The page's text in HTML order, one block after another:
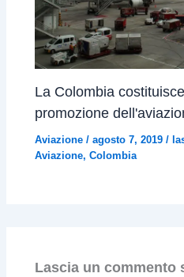
La Colombia
promozione
Aviazione /agosto 7, 2019/
Aviazione,Colombia
Lascia un commento